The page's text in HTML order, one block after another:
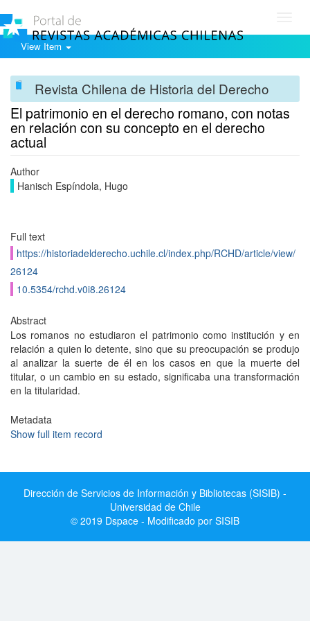
View Item
Revista Chilena de Historia del Derecho
El patrimonio en el derecho romano, con notas
en relación con su concepto en el derecho
actual
Author
Hanisch Espíndola, Hugo
Full text
https://historiadelderecho.uchile.cl/index.php/RCHD/article/view/
26124
10.5354/rchd.v0i8.26124
Abstract
Los romanos no estudiaron el patrimonio como institución y en
relación a quien lo detente, sino que su preocupación se produjo
al analizar la suerte de él en los casos en que la muerte del
titular, o un cambio en su estado, significaba una transformación
en la titularidad.
Metadata
Show full item record
Dirección de Servicios de Información y Bibliotecas (SISIB) -
Universidad de Chile
© 2019 Dspace - Modificado por SISIB